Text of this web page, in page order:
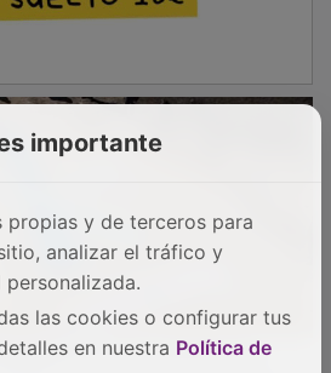
enfrenta desde hace
importante
propias y de terceros para
analizar el tráfico y
las cookies o configurar tus
en nuestra Política de